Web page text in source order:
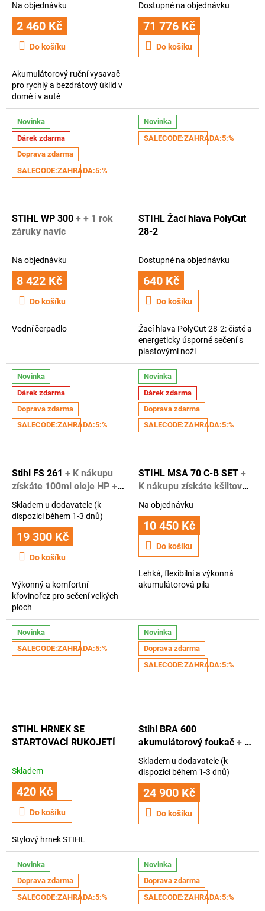
s
š
e
n
s
v
Na objednávku
2 460 Kč
Do košíku
Akumulátorový ruční vysavač
pro rychlý a bezdrátový úklid v
domě i v autě
Dostupné na objednávku
71 776 Kč
Do košíku
Novinka
Dárek zdarma
Doprava zdarma
SALECODE:ZAHRADA:5:%
STIHL WP 300 + + 1 rok
záruky navíc
Na objednávku
8 422 Kč
Do košíku
Vodní čerpadlo
Novinka
SALECODE:ZAHRADA:5:%
STIHL Žací hlava PolyCut
28-2
Dostupné na objednávku
640 Kč
Do košíku
Žací hlava PolyCut 28-2: čisté a
energeticky úsporné sečení s
plastovými noži
Novinka
Dárek zdarma
Doprava zdarma
SALECODE:ZAHRADA:5:%
Stihl FS 261 + K nákupu
získáte 100ml oleje HP +
rok záruky navíc
Průměrné
hodnocení
produktu
je
z
hvězdiček.
Skladem u dodavatele (k
dispozici během 1-3 dnů)
19 300 Kč
Do košíku
Výkonný a komfortní
křovinořez pro sečení velkých
ploch
Novinka
Dárek zdarma
Doprava zdarma
SALECODE:ZAHRADA:5:%
STIHL MSA 70 C-B SET +
K nákupu získáte kšiltovku
Stihl + 1 rok záruky navíc
Průměrné
hodnocení
produktu
3,5
5
hvězdiček.
Na objednávku
10 450 Kč
Do košíku
Lehká, flexibilní a výkonná
akumulátorová pila
Novinka
SALECODE:ZAHRADA:5:%
STIHL HRNEK SE
STARTOVACÍ RUKOJETÍ
Skladem
420 Kč
Do košíku
Stylový hrnek STIHL
Novinka
Doprava zdarma
SALECODE:ZAHRADA:5:%
Stihl BRA 600
akumulátorový foukač + K
nákupu získáte kšiltovku
STIHL + rok záruky navíc
Průměrné
hodnocení
produktu
je
z
Skladem u dodavatele (k
dispozici během 1-3 dnů)
24 900 Kč
Do košíku
Novinka
Doprava zdarma
SALECODE:ZAHRADA:5:%
Novinka
Doprava zdarma
SALECODE:ZAHRADA:5:%